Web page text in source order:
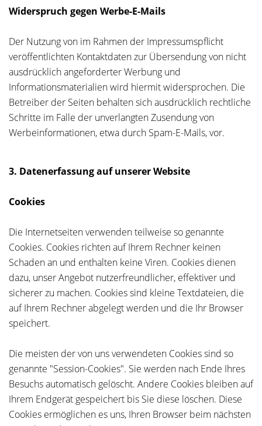
Widerspruch gegen Werbe-E-Mails
Der Nutzung von im Rahmen der Impressumspflicht
veröffentlichten Kontaktdaten zur Übersendung von nicht
ausdrücklich angeforderter Werbung und
Informationsmaterialien wird hiermit widersprochen. Die
Betreiber der Seiten behalten sich ausdrücklich rechtliche
Schritte im Falle der unverlangten Zusendung von
Werbeinformationen, etwa durch Spam-E-Mails, vor.
3. Datenerfassung auf unserer Website
Cookies
Die Internetseiten verwenden teilweise so genannte
Cookies. Cookies richten auf Ihrem Rechner keinen
Schaden an und enthalten keine Viren. Cookies dienen
dazu, unser Angebot nutzerfreundlicher, effektiver und
sicherer zu machen. Cookies sind kleine Textdateien, die
auf Ihrem Rechner abgelegt werden und die Ihr Browser
speichert.
Die meisten der von uns verwendeten Cookies sind so
genannte "Session-Cookies". Sie werden nach Ende Ihres
Besuchs automatisch gelöscht. Andere Cookies bleiben auf
Ihrem Endgerät gespeichert bis Sie diese löschen. Diese
Cookies ermöglichen es uns, Ihren Browser beim nächsten